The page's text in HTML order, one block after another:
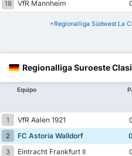
18
VfR Mannheim
*Regionalliga Südwest La
Regionalliga Suroeste
Equipo
1 VfR Aalen 1921
2
FC Astoria Walldorf 0
3
Eintracht Frankfurt II